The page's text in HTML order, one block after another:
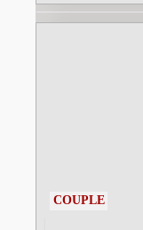
COUPLE